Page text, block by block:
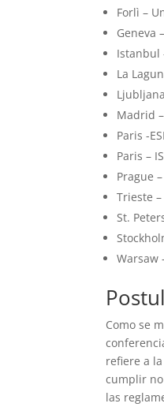
Forlì –
Geneva
Istanbul
La
Madrid
Paris -
Paris –
Prague
Trieste
St.
Warsaw
Como se
refiere a
cumplir
las